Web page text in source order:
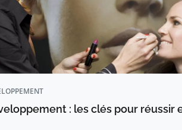
: les clés pour réussir